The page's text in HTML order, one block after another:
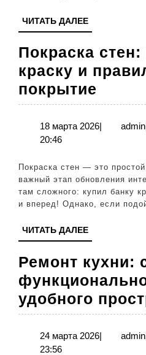
ЧИТАТЬ ДАЛЕЕЧИТАТЬ
ДАЛЕЕ
Покраска
краску и
покрытие
стен:
как
краску
и
18 марта 202618
| admin
20:46
Покраска стен — это простой, но при этом очень
важный этап обновления
там сложного: купил банку
и вперед! Однако, если
ЧИТАТЬ ДАЛЕЕЧИТАТЬ
ДАЛЕЕ
Ремонт кухни:
удобного
24 марта 202624
| admin
23:56